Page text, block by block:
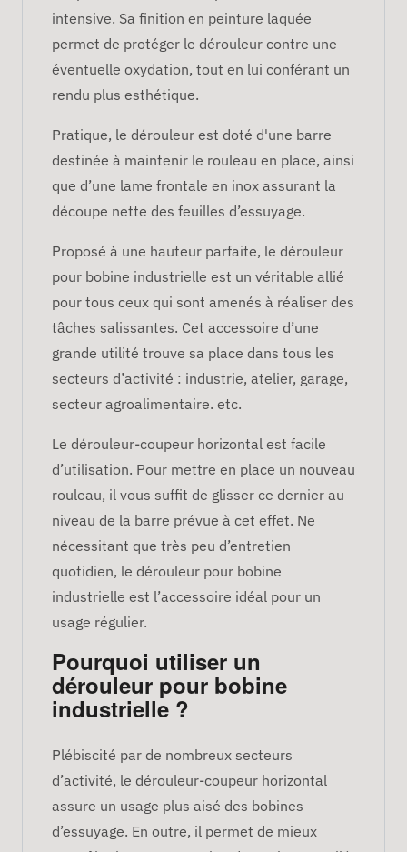
intensive. Sa finition en peinture laquée
permet de protéger le dérouleur contre une
éventuelle oxydation, tout en lui conférant un
rendu plus esthétique.
Pratique, le dérouleur est doté d'une barre
destinée à maintenir le rouleau en place, ainsi
que d’une lame frontale en inox assurant la
découpe nette des feuilles d’essuyage.
Proposé à une hauteur parfaite, le dérouleur
pour bobine industrielle est un véritable allié
pour tous ceux qui sont amenés à réaliser des
tâches salissantes. Cet accessoire d’une
grande utilité trouve sa place dans tous les
secteurs d’activité : industrie, atelier, garage,
secteur agroalimentaire. etc.
Le dérouleur-coupeur horizontal est facile
d’utilisation. Pour mettre en place un nouveau
rouleau, il vous suffit de glisser ce dernier au
niveau de la barre prévue à cet effet. Ne
nécessitant que très peu d’entretien
quotidien, le dérouleur pour bobine
industrielle est l’accessoire idéal pour un
usage régulier.
Pourquoi utiliser un
dérouleur pour bobine
industrielle ?
Plébiscité par de nombreux secteurs
d’activité, le dérouleur-coupeur horizontal
assure un usage plus aisé des bobines
d’essuyage. En outre, il permet de mieux